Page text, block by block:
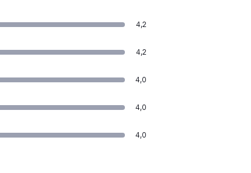
4,2
4,2
4,0
4,0
4,0